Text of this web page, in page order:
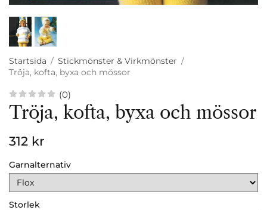
Startsida / Stickmönster & Virkmönster /
Tröja, kofta, byxa och mössor
(0)
Tröja, kofta, byxa och mössor
312 kr
Garnalternativ
Storlek